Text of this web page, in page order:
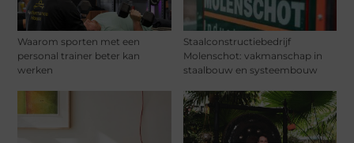
Waarom sporten met een
personal trainer beter kan
werken
Staalconstructiebedrijf
Molenschot: vakmanschap in
staalbouw en systeembouw